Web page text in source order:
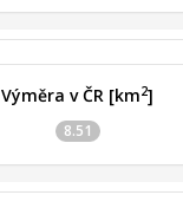
Výměra v ČR [km2]
8.51